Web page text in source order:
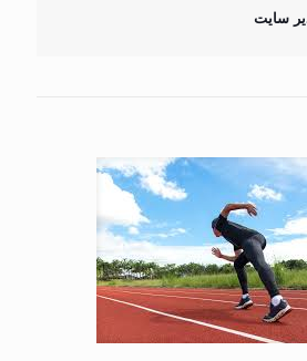
سایت